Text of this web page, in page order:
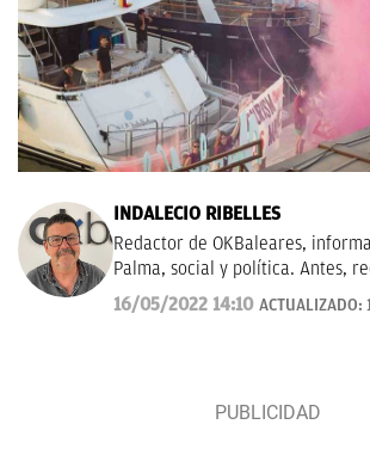
INDALECIO RIBELLES
Redactor de OKBaleares,
Palma, social y política. Antes,
MUNDO/ Baleares durante 20
16/05/2022 14:10 ACTUALIZADO: